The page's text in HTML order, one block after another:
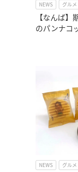
NEWS グルメ
【なんば
のパンナコ
NEWS グルメ